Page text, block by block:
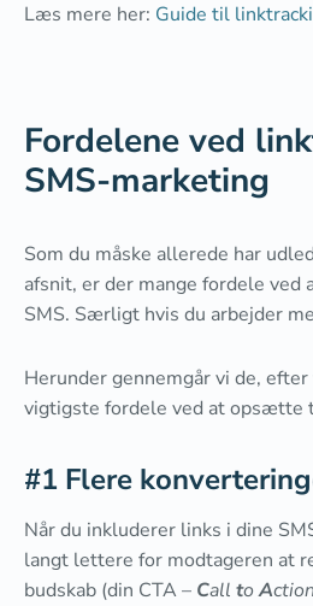
Læs mere her: Guide til
Fordelene ved
SMS-marketing
Som du måske allerede har
afsnit, er der mange fordele ved
SMS. Særligt hvis du arbejder
Herunder gennemgår vi de,
vigtigste fordele ved at opsætte
#1 Flere
Når du inkluderer links i dine
langt lettere for modtageren at
budskab (din CTA – Call toAction